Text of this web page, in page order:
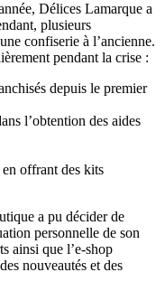
Délices Lamarque a
plusieurs
confiserie à l’ancienne.
pendant la crise :
depuis le premier
l’obtention des aides
offrant des kits
a pu décider de
personnelle de son
ainsi que l’e-shop
nouveautés et des